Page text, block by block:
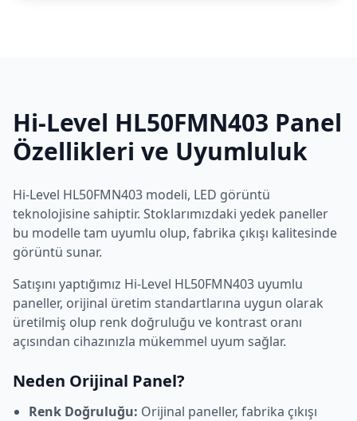
Hi-Level HL50FMN403 Panel
Özellikleri ve Uyumluluk
Hi-Level HL50FMN403 modeli, LED görüntü
teknolojisine sahiptir. Stoklarımızdaki yedek paneller
bu modelle tam uyumlu olup, fabrika çıkışı kalitesinde
görüntü sunar.
Satışını yaptığımız Hi-Level HL50FMN403 uyumlu
paneller, orijinal üretim standartlarına uygun olarak
üretilmiş olup renk doğruluğu ve kontrast oranı
açısından cihazınızla mükemmel uyum sağlar.
Neden Orijinal Panel?
Renk Doğruluğu: Orijinal paneller, fabrika çıkışı